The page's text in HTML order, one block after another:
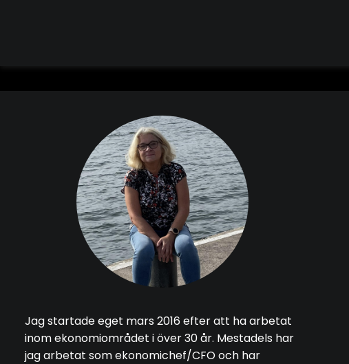
Jag startade eget mars 2016 efter att ha arbetat
inom ekonomiområdet i över 30 år. Mestadels har
jag arbetat som ekonomichef/CFO och har